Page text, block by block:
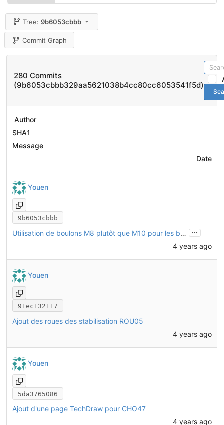
Tree:9b6053cbbb
Commit Graph
280 Commits
(9b6053cbbb329aa5621038b4cc80cc6053541f5d)
Author
SHA1
Message
Date
Youen
9b6053cbbb
Utilisation de boulons M8 plutôt que M10 pour les biellettes
...
4 years ago
Youen
91ec132117
Ajout des roues des stabilisation ROU05
4 years ago
Youen
5da3765086
Ajout d'une page TechDraw pour CHO47
4 years ago